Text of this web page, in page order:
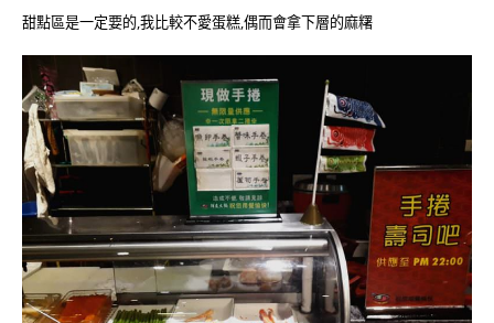
甜點區是一定要的,我比較不愛蛋糕,偶而會拿下層的麻糬